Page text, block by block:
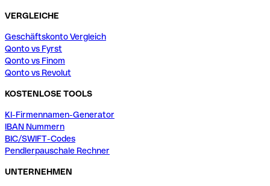
VERGLEICHE
Geschäftskonto Vergleich
Qonto vs Fyrst
Qonto vs Finom
Qonto vs Revolut
KOSTENLOSE TOOLS
KI-Firmennamen-Generator
IBAN Nummern
BIC/SWIFT-Codes
Pendlerpauschale Rechner
UNTERNEHMEN